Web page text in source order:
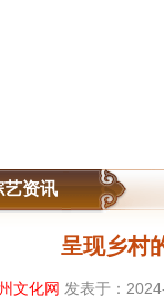
艺资讯
呈现乡村
文化网 发表于：